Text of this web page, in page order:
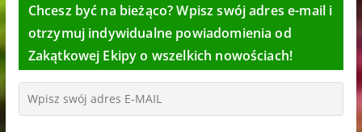
Chcesz być na bieżąco? Wpisz swój adres e-mail i
otrzymuj indywidualne powiadomienia od
Zakątkowej Ekipy o wszelkich nowościach!